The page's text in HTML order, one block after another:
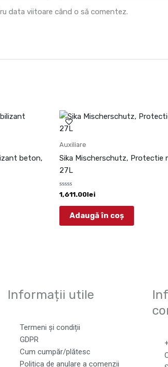
data viitoare când o să comentez.
beton,
Auxiliare
Sika Mischerschutz, Protectie
27L
Evaluat
la
0
1,611.00lei
Adaugă în coș
Informații utile
Termeni și condiții
GDPR
Cum cumpăr/plătesc
Politica de anulare a comenzii